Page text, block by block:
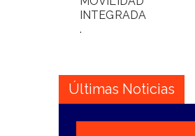
INTEGRADA
.
Últimas Noticias